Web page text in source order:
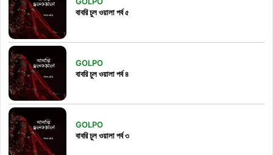
বাবরি চুল ওয়ালা পর্ব ৫
GOLPO
বাবরি চুল ওয়ালা পর্ব ৪
GOLPO
বাবরি চুল ওয়ালা পর্ব ৩